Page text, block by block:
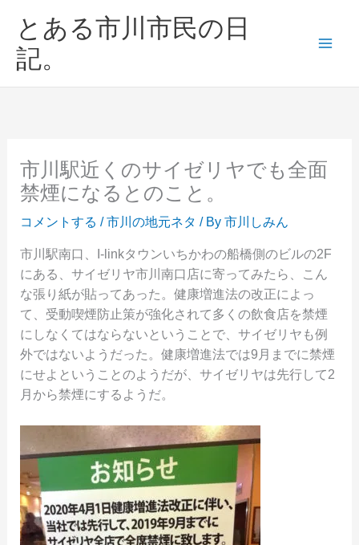
キ
とある市川市民の日
記。
市川駅近くのサイゼリヤでも全面
禁煙になるとのこと。
コメントする /市川の地元ネタ / By 市川しみん
市川駅南口、I-linkタウンいちかわの船橋側のビルの2F
にある、サイゼリヤ市川南口店に寄ってみたら、こん
な張り紙が貼ってあった。健康増進法の改正によっ
て、受動喫煙防止策が強化されて多くの飲食店を禁煙
にしなくてはならないということで、サイゼリヤも例
外ではないようだった。健康増進法では9月までに禁煙
にせよということのようだが、サイゼリヤは先行して2
月から禁煙にするようだ。